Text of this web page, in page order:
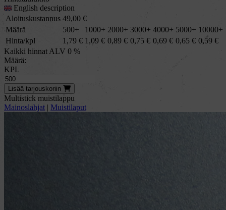
English description
Aloituskustannus 49,00 €
Määrä
500+ 1000+ 2000+ 3000+ 4000+ 5000+ 10000+
Hinta/kpl
1,79 € 1,09 € 0,89 € 0,75 € 0,69 € 0,65 € 0,59 €
Kaikki hinnat ALV 0 %
Määrä:
KPL
Lisää tarjous koriin
Multistick muistilappu
Mainoslahjat | Muistilaput